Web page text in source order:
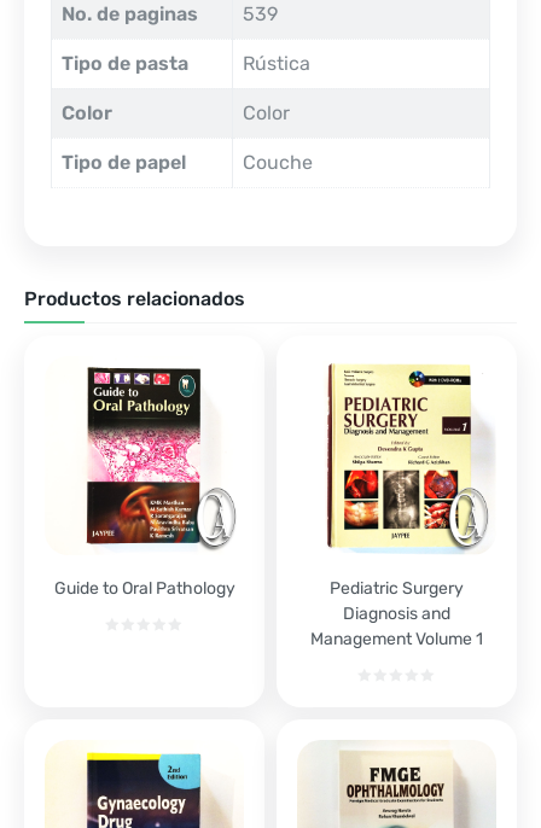
No. de paginas 539
Tipo de pasta Rústica
Color Color
Tipo de papel Couche
Productos relacionados
Guide to Oral Pathology
Pediatric Surgery
Diagnosis and
Management Volume 1